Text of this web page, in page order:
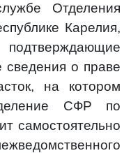
Отделения
Карелия,
сведения о праве
на котором
СФР по
самостоятельно